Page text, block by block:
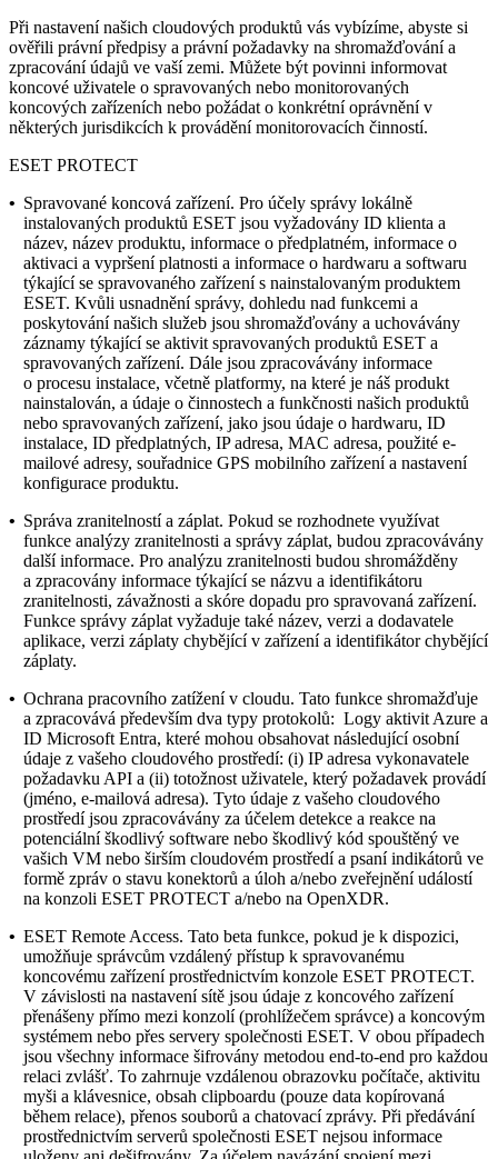
Při nastavení našich cloudových produktů vás vybízíme, abyste si
ověřili právní předpisy a právní požadavky na shromažďování a
zpracování údajů ve vaší zemi. Můžete být povinni informovat
koncové uživatele o spravovaných nebo monitorovaných
koncových zařízeních nebo požádat o konkrétní oprávnění v
některých jurisdikcích k provádění monitorovacích činností.
ESET PROTECT
• Spravované koncová zařízení. Pro účely správy lokálně
instalovaných produktů ESET jsou vyžadovány ID klienta a
název, název produktu, informace o předplatném, informace o
aktivaci a vypršení platnosti a informace o hardwaru a softwaru
týkající se spravovaného zařízení s nainstalovaným produktem
ESET. Kvůli usnadnění správy, dohledu nad funkcemi a
poskytování našich služeb jsou shromažďovány a uchovávány
záznamy týkající se aktivit spravovaných produktů ESET a
spravovaných zařízení. Dále jsou zpracovávány informace
o procesu instalace, včetně platformy, na které je náš produkt
nainstalován, a údaje o činnostech a funkčnosti našich produktů
nebo spravovaných zařízení, jako jsou údaje o hardwaru, ID
instalace, ID předplatných, IP adresa, MAC adresa, použité e-
mailové adresy, souřadnice GPS mobilního zařízení a nastavení
konfigurace produktu.
• Správa zranitelností a záplat. Pokud se rozhodnete využívat
funkce analýzy zranitelnosti a správy záplat, budou zpracovávány
další informace. Pro analýzu zranitelnosti budou shromážděny
a zpracovány informace týkající se názvu a identifikátoru
zranitelnosti, závažnosti a skóre dopadu pro spravovaná zařízení.
Funkce správy záplat vyžaduje také název, verzi a dodavatele
aplikace, verzi záplaty chybějící v zařízení a identifikátor chybějící
záplaty.
• Ochrana pracovního zatížení v cloudu. Tato funkce shromažďuje
a zpracovává především dva typy protokolů: Logy aktivit Azure a
ID Microsoft Entra, které mohou obsahovat následující osobní
údaje z vašeho cloudového prostředí: (i) IP adresa vykonavatele
požadavku API a (ii) totožnost uživatele, který požadavek provádí
(jméno, e-mailová adresa). Tyto údaje z vašeho cloudového
prostředí jsou zpracovávány za účelem detekce a reakce na
potenciální škodlivý software nebo škodlivý kód spouštěný ve
vašich VM nebo širším cloudovém prostředí a psaní indikátorů ve
formě zpráv o stavu konektorů a úloh a/nebo zveřejnění událostí
na konzoli ESET PROTECT a/nebo na OpenXDR.
• ESET Remote Access. Tato beta funkce, pokud je k dispozici,
umožňuje správcům vzdálený přístup k spravovanému
koncovému zařízení prostřednictvím konzole ESET PROTECT.
V závislosti na nastavení sítě jsou údaje z koncového zařízení
přenášeny přímo mezi konzolí (prohlížečem správce) a koncovým
systémem nebo přes servery společnosti ESET. V obou případech
jsou všechny informace šifrovány metodou end-to-end pro každou
relaci zvlášť. To zahrnuje vzdálenou obrazovku počítače, aktivitu
myši a klávesnice, obsah clipboardu (pouze data kopírovaná
během relace), přenos souborů a chatovací zprávy. Při předávání
prostřednictvím serverů společnosti ESET nejsou informace